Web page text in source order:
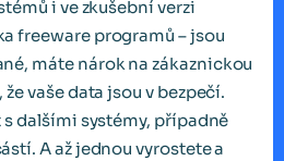
i ve zkušební verzi
freeware programů – jsou
máte nárok na zákaznickou
vaše data jsou v bezpečí.
dalšími systémy, případně
A až jednou vyrostete a